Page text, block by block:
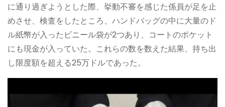
に通り過ぎようとした際、挙動不審を感じた係員が足を止
めさせ、検査をしたところ、ハンドバッグの中に大量のド
ル紙幣が入ったビニール袋が2つあり、コートのポケット
にも現金が入っていた。これらの数を数えた結果、持ち出
し限度額を超える25万ドルであった。